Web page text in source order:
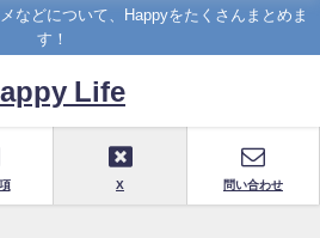
などについて、Happyをたくさんまとめま
す！
Life
X 問い合わせ